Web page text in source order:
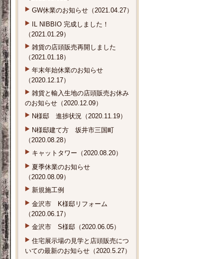
GW休業のお知らせ（2021.04.27）
IL NIBBIO 完成しました！
（2021.01.29）
雑貨の店頭販売再開しました
（2021.01.18）
年末年始休業のお知らせ
（2020.12.17）
雑貨と輸入生地の店頭販売お休み
のお知らせ（2020.12.09）
N様邸 進捗状況（2020.11.19）
N様邸建て方 坂井市三国町
（2020.08.28）
キャットタワー（2020.08.20）
夏季休業のお知らせ
（2020.08.09）
新規施工例
金沢市 K様邸リフォーム
（2020.06.17）
金沢市 S様邸（2020.06.05）
住宅展示場の見学と店頭販売につ
いての最新のお知らせ（2020.5.27）